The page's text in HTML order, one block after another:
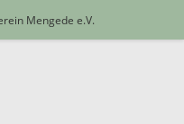
Mengede e.V.